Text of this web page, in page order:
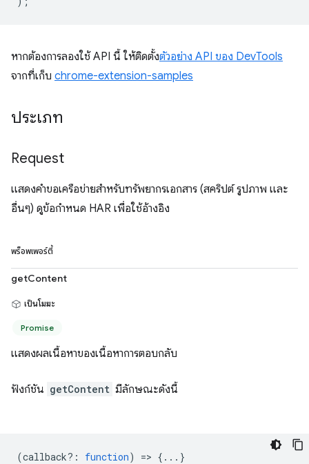
หากต้องการลองใช้ API นี้ ให้ติดตั้งตัวอย่าง API ของ DevTools
จากที่เก็บ chrome-extension-samples
ประเภท
Request
แสดงคำขอเครือข่ายสำหรับทรัพยากรเอกสาร (สคริปต์ รูปภาพ และ
อื่นๆ) ดูข้อกำหนด HAR เพื่อใช้อ้างอิง
พร็อพเพอร์ตี้
getContent
เป็นโมฆะ
Promise
แสดงผลเนื้อหาของเนื้อหาการตอบกลับ
ฟังก์ชัน getContent มีลักษณะดังนี้
(callback? : function) => {...}